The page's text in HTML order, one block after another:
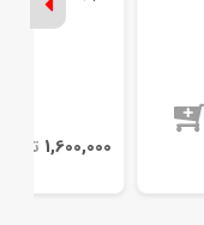
موجود